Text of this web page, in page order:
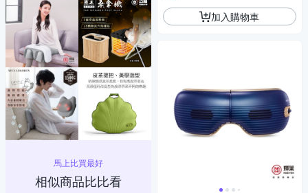
馬上比買最好
相似商品比比看
加入購物車